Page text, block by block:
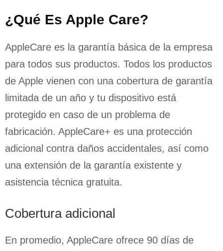
¿Qué Es Apple Care?
AppleCare es la garantía básica de la empresa
para todos sus productos. Todos los productos
de Apple vienen con una cobertura de garantía
limitada de un año y tu dispositivo está
protegido en caso de un problema de
fabricación. AppleCare+ es una protección
adicional contra daños accidentales, así como
una extensión de la garantía existente y
asistencia técnica gratuita.
Cobertura adicional
En promedio, AppleCare ofrece 90 días de